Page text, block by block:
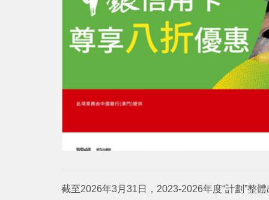
截至2026年3月31日，2023-2026年度“計劃”整